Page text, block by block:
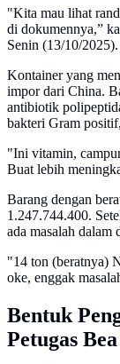
"Kita mau lihat
di dokumennya,”
Senin (13/10/2025).
Kontainer yang
impor dari China.
antibiotik
bakteri Gram
"Ini vitamin,
Buat lebih
Barang dengan
1.247.744.400.
ada masalah
"14 ton (beratnya)
oke, enggak
Bentuk
Petugas